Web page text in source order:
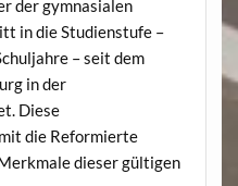
der gymnasialen
in die Studienstufe –
– seit dem
in der
Diese
die Reformierte
dieser gültigen